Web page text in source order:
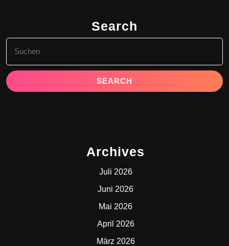
Search
for:
Archives
Juli 2026
Juni 2026
Mai 2026
April 2026
März 2026